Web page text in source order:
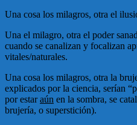
Una cosa los milagros, otra el
Una el milagro, otra el poder
cuando se canalizan y focalizan
vitales/naturales.
Una cosa los milagros, otra la
explicados por la ciencia, serían
por estaraún en la sombra, se
brujería, o superstición).